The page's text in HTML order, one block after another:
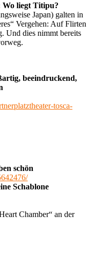
Wo liegt Titipu?
Japan) galten in
Vergehen: Auf Flirten
Und dies nimmt bereits
beeindruckend,
tosca-
schön
Schablone
Chamber“ an der